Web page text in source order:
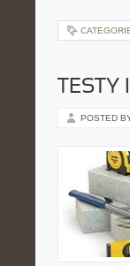
POSTED